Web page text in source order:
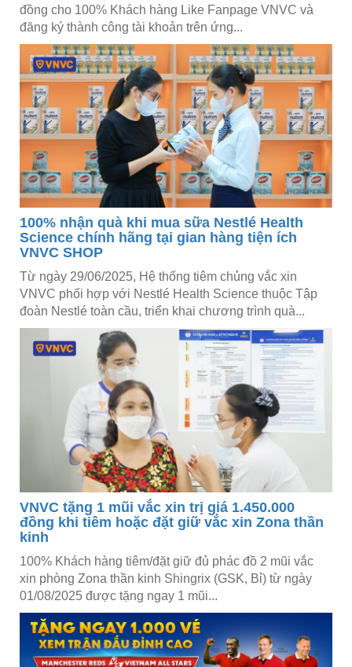
đồng cho 100% Khách hàng Like Fanpage VNVC và
đăng ký thành công tài khoản trên ứng...
100% nhận quà khi mua sữa Nestlé Health
Science chính hãng tại gian hàng tiện ích
VNVC SHOP
Từ ngày 29/06/2025, Hệ thống tiêm chủng vắc xin
VNVC phối hợp với Nestlé Health Science thuộc Tập
đoàn Nestlé toàn cầu, triển khai chương trình quà...
VNVC tặng 1 mũi vắc xin trị giá 1.450.000
đồng khi tiêm hoặc đặt giữ vắc xin Zona thần
kinh
100% Khách hàng tiêm/đặt giữ đủ phác đồ 2 mũi vắc
xin phòng Zona thần kinh Shingrix (GSK, Bỉ) từ ngày
01/08/2025 được tặng ngay 1 mũi...